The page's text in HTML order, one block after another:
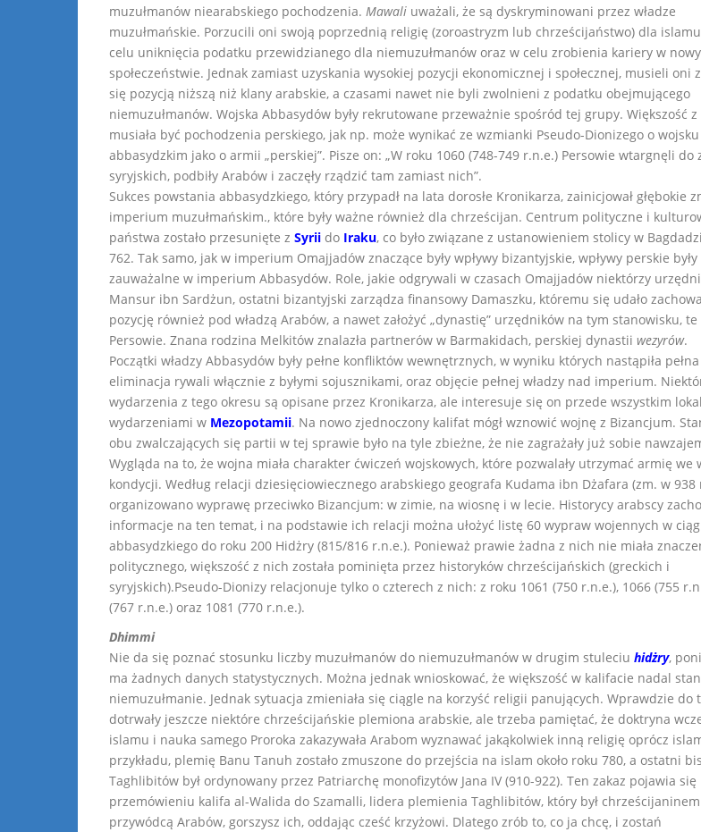
muzułmanów niearabskiego pochodzenia. Mawali uważali, że są dyskryminowani przez władze
muzułmańskie. Porzucili oni swoją poprzednią religię (zoroastryzm lub chrześcijaństwo) dla
celu uniknięcia podatku przewidzianego dla niemuzułmanów oraz w celu zrobienia kariery w
społeczeństwie. Jednak zamiast uzyskania wysokiej pozycji ekonomicznej i społecznej, musieli oni
się pozycją niższą niż klany arabskie, a czasami nawet nie byli zwolnieni z podatku obejmującego
niemuzułmanów. Wojska Abbasydów były rekrutowane przeważnie spośród tej grupy. Większość
musiała być pochodzenia perskiego, jak np. może wynikać ze wzmianki Pseudo-Dionizego o wojsku
abbasydzkim jako o armii „perskiej”. Pisze on: „W roku 1060 (748-749 r.n.e.) Persowie wtargnęli do
syryjskich, podbiły Arabów i zaczęły rządzić tam zamiast nich”.
Sukces powstania abbasydzkiego, który przypadł na lata dorosłe Kronikarza, zainicjował głębokie
imperium muzułmańskim., które były ważne również dla chrześcijan. Centrum polityczne i
państwa zostało przesunięte z Syrii do Iraku, co było związane z ustanowieniem stolicy w
762. Tak samo, jak w imperium Omajjadów znaczące były wpływy bizantyjskie, wpływy perskie były
zauważalne w imperium Abbasydów. Role, jakie odgrywali w czasach Omajjadów niektórzy
Mansur ibn Sardżun, ostatni bizantyjski zarządza finansowy Damaszku, któremu się udało
pozycję również pod władzą Arabów, a nawet założyć „dynastię” urzędników na tym stanowisku,
Persowie. Znana rodzina Melkitów znalazła partnerów w Barmakidach, perskiej dynastii wezyrów.
Początki władzy Abbasydów były pełne konfliktów wewnętrznych, w wyniku których nastąpiła pełna
eliminacja rywali włącznie z byłymi sojusznikami, oraz objęcie pełnej władzy nad imperium.
wydarzenia z tego okresu są opisane przez Kronikarza, ale interesuje się on przede wszystkim
wydarzeniami w Mezopotamii. Na nowo zjednoczony kalifat mógł wznowić wojnę z Bizancjum.
obu zwalczających się partii w tej sprawie było na tyle zbieżne, że nie zagrażały już sobie
Wygląda na to, że wojna miała charakter ćwiczeń wojskowych, które pozwalały utrzymać armię we
kondycji. Według relacji dziesięciowiecznego arabskiego geografa Kudama ibn Dżafara (zm. w 938
organizowano wyprawę przeciwko Bizancjum: w zimie, na wiosnę i w lecie. Historycy arabscy
informacje na ten temat, i na podstawie ich relacji można ułożyć listę 60 wypraw wojennych w
abbasydzkiego do roku 200 Hidżry (815/816 r.n.e.). Ponieważ prawie żadna z nich nie miała
politycznego, większość z nich została pominięta przez historyków chrześcijańskich (greckich i
syryjskich).Pseudo-Dionizy relacjonuje tylko o czterech z nich: z roku 1061 (750 r.n.e.), 1066 (755
(767 r.n.e.) oraz 1081 (770 r.n.e.).
Dhimmi
Nie da się poznać stosunku liczby muzułmanów do niemuzułmanów w drugim stuleciu hidżry,
ma żadnych danych statystycznych. Można jednak wnioskować, że większość w kalifacie nadal
niemuzułmanie. Jednak sytuacja zmieniała się ciągle na korzyść religii panujących. Wprawdzie do
dotrwały jeszcze niektóre chrześcijańskie plemiona arabskie, ale trzeba pamiętać, że doktryna
islamu i nauka samego Proroka zakazywała Arabom wyznawać jakąkolwiek inną religię oprócz
przykładu, plemię Banu Tanuh zostało zmuszone do przejścia na islam około roku 780, a ostatni
Taghlibitów był ordynowany przez Patriarchę monofizytów Jana IV (910-922). Ten zakaz pojawia
przemówieniu kalifa al-Walida do Szamalli, lidera plemienia Taghlibitów, który był
przywódcą Arabów, gorszysz ich, oddając cześć krzyżowi. Dlatego zrób to, co ja chcę, i zostań